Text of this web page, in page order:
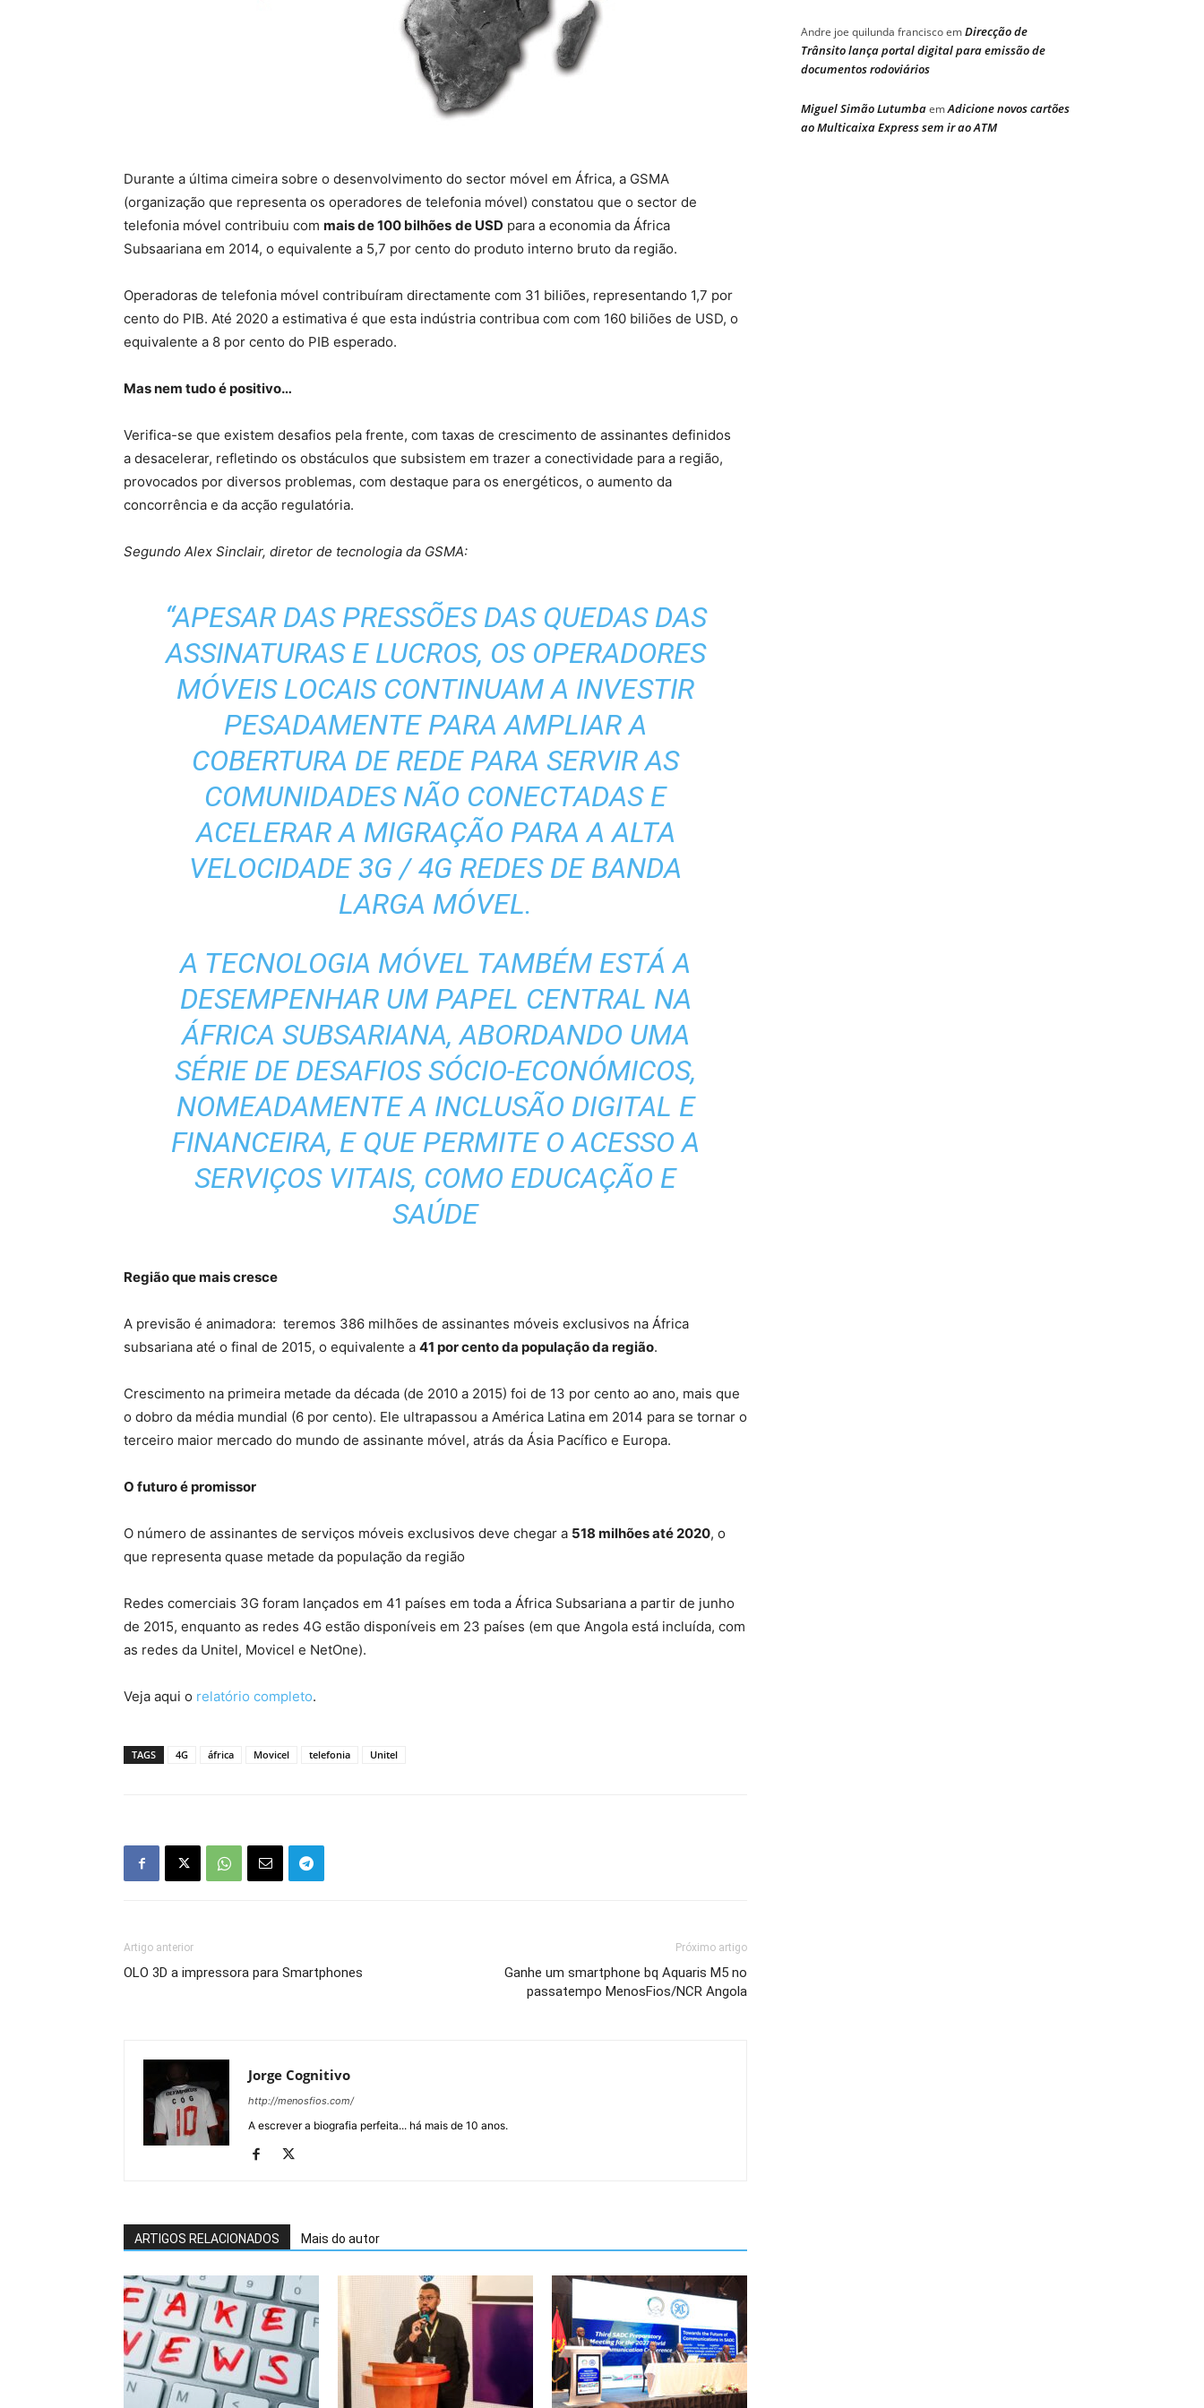
Durante a última cimeira sobre o desenvolvimento do sector móvel em África, a GSMA
(organização que representa os operadores de telefonia móvel) constatou que o sector de
telefonia móvel contribuiu com mais de 100 bilhões de USD para a economia da África
Subsaariana em 2014, o equivalente a 5,7 por cento do produto interno bruto da região.
Operadoras de telefonia móvel contribuíram directamente com 31 biliões, representando 1,7 por
cento do PIB. Até 2020 a estimativa é que esta indústria contribua com com 160 biliões de USD, o
equivalente a 8 por cento do PIB esperado.
Mas nem tudo é positivo…
Verifica-se que existem desafios pela frente, com taxas de crescimento de assinantes definidos
a desacelerar, refletindo os obstáculos que subsistem em trazer a conectividade para a região,
provocados por diversos problemas, com destaque para os energéticos, o aumento da
concorrência e da acção regulatória.
Segundo Alex Sinclair, diretor de tecnologia da GSMA:
“APESAR DAS PRESSÕES DAS QUEDAS DAS
ASSINATURAS E LUCROS, OS OPERADORES
MÓVEIS LOCAIS CONTINUAM A INVESTIR
PESADAMENTE PARA AMPLIAR A
COBERTURA DE REDE PARA SERVIR AS
COMUNIDADES NÃO CONECTADAS E
ACELERAR A MIGRAÇÃO PARA A ALTA
VELOCIDADE 3G / 4G REDES DE BANDA
LARGA MÓVEL.
A TECNOLOGIA MÓVEL TAMBÉM ESTÁ A
DESEMPENHAR UM PAPEL CENTRAL NA
ÁFRICA SUBSARIANA, ABORDANDO UMA
SÉRIE DE DESAFIOS SÓCIO-ECONÓMICOS,
NOMEADAMENTE A INCLUSÃO DIGITAL E
FINANCEIRA, E QUE PERMITE O ACESSO A
SERVIÇOS VITAIS, COMO EDUCAÇÃO E
SAÚDE
Região que mais cresce
A previsão é animadora: teremos 386 milhões de assinantes móveis exclusivos na África
subsariana até o final de 2015, o equivalente a 41 por cento da população da região.
Crescimento na primeira metade da década (de 2010 a 2015) foi de 13 por cento ao ano, mais que
o dobro da média mundial (6 por cento). Ele ultrapassou a América Latina em 2014 para se tornar o
terceiro maior mercado do mundo de assinante móvel, atrás da Ásia Pacífico e Europa.
O futuro é promissor
O número de assinantes de serviços móveis exclusivos deve chegar a 518 milhões até 2020, o
que representa quase metade da população da região
Redes comerciais 3G foram lançados em 41 países em toda a África Subsariana a partir de junho
de 2015, enquanto as redes 4G estão disponíveis em 23 países (em que Angola está incluída, com
as redes da Unitel, Movicel e NetOne).
Veja aqui o relatório completo.
TAGS 4G áfrica Movicel telefonia Unitel
Artigo anterior
OLO 3D a impressora para Smartphones
Próximo artigo
Ganhe um smartphone bq Aquaris M5 no
passatempo MenosFios/NCR Angola
Jorge Cognitivo
http://menosfios.com/
A escrever a biografia perfeita... há mais de 10 anos.
ARTIGOS RELACIONADOS Mais do autor
Andre joe quilunda franciscoemDirecção de
Trânsito lança portal digital para emissão de
documentos rodoviários
Miguel Simão LutumbaemAdicione novos cartões
ao Multicaixa Express sem ir ao ATM